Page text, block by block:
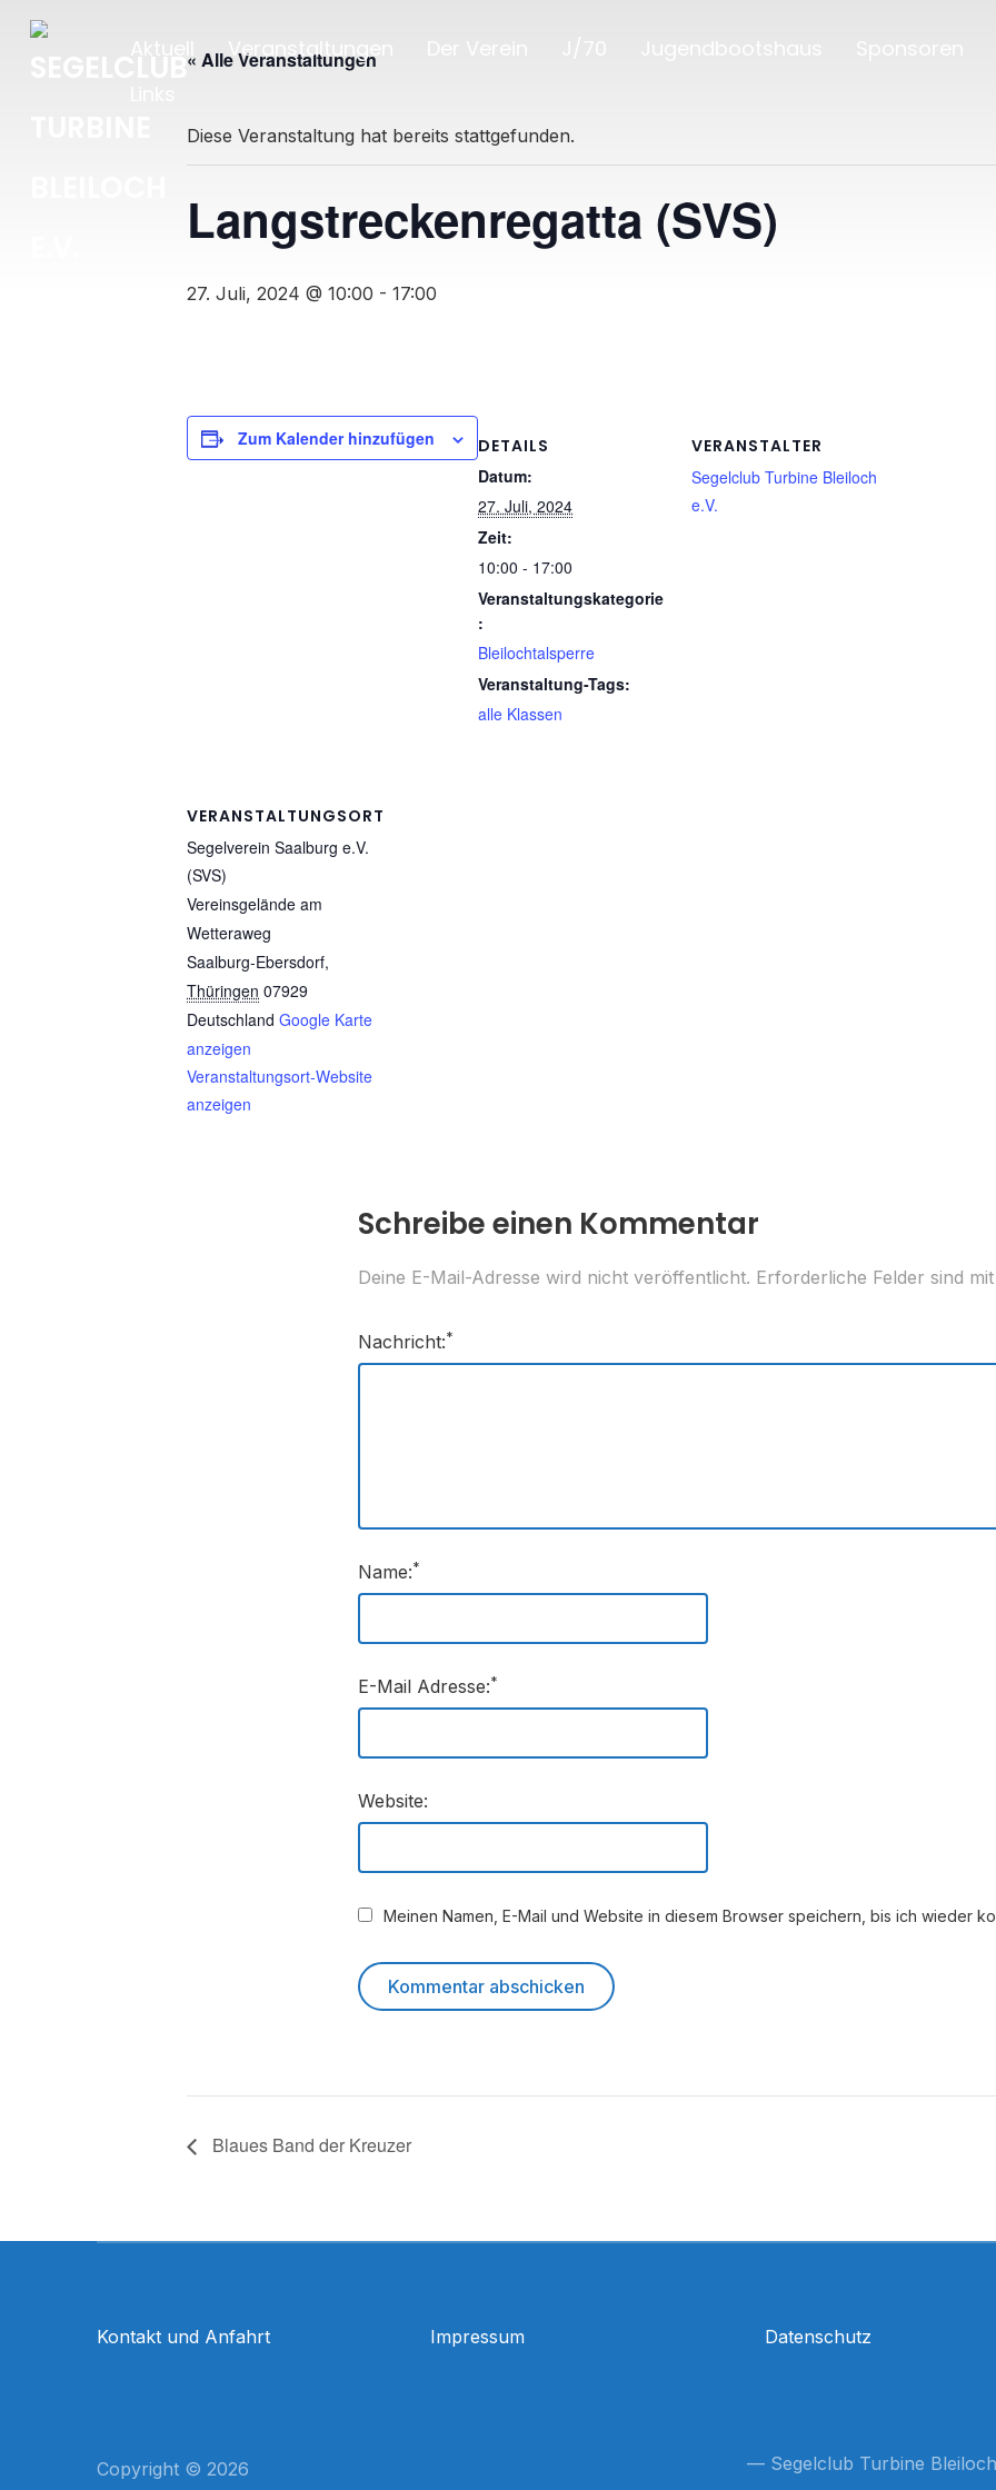
Veranstaltungen
« Alle Veranstaltungen
Diese Veranstaltung hat bereits stattgefunden.
Langstreckenregatta (SVS)
27. Juli, 2024 @ 10:00 - 17:00
Zum Kalender hinzufügen
DETAILS
Datum:
27. Juli, 2024
Zeit:
10:00 - 17:00
Veranstaltungskategorie
:
Bleilochtalsperre
Veranstaltung-Tags:
alle Klassen
VERANSTALTER
Segelclub Turbine Bleiloch
e.V.
VERANSTALTUNGSORT
Segelverein Saalburg e.V.
(SVS)
Vereinsgelände am
Wetteraweg
Saalburg-Ebersdorf,
Thüringen 07929
Deutschland Google Karte
anzeigen
Veranstaltungsort-Website
anzeigen
Schreibe einen Kommentar
Deine E-Mail-Adresse wird nicht veröffentlicht. Erforderliche Felder sind mit
Nachricht:*
Name:*
E-Mail Adresse:*
Website:
Meinen Namen, E-Mail und Website in diesem Browser speichern, bis ich wieder
Blaues Band der Kreuzer
Kontakt und Anfahrt Impressum Datenschutz
Copyright © 2026 — Segelclub Turbine